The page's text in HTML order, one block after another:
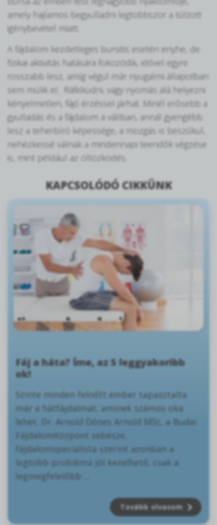
amely hajlamos begyulladni legtöbbször a túlzott
igénybevétel miatt.
A fájdalom kezdetleges bursitis esetén enyhe, de
fizikai aktivitás hatására fokozódik, idővel egyre
rosszabb lesz, amíg végül már nyugalmi állapotban
sem múlik el. Ráfeküdni, vagy nyomás alá helyezni
kényelmetlen, fájó érzéssel járhat. Minél erősebb a
gyulladás és a fájdalom a vállban, annál gyengébb
lesz a teherbíró képessége, a mozgás is beszűkül,
nehézkessé válnak a mindennapi teendők végzése
is, mint például az öltözködés.
KAPCSOLÓDÓ CIKKÜNK
Fáj a háta? Íme, az 5 leggyakoribb
ok!
Szinte minden felnőtt ember tapasztalta
már a hátfájdalmat, aminek számos oka
lehet. Dr. Arnold Dénes Arnold MSc, a Budai
FájdalomKözpont sebésze,
fájdalomspecialista szerint azonban a
legtöbb probléma jól kezelhető, csak a
legmegfelelőbb ...
Tovább olvasom